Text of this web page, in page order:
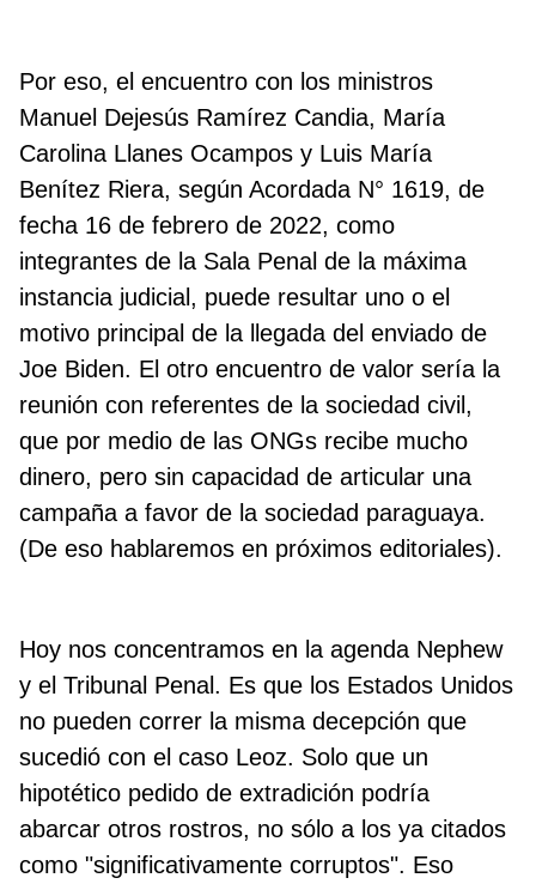
Por eso, el encuentro con los ministros
Manuel Dejesús Ramírez Candia, María
Carolina Llanes Ocampos y Luis María
Benítez Riera, según Acordada N° 1619, de
fecha 16 de febrero de 2022, como
integrantes de la Sala Penal de la máxima
instancia judicial, puede resultar uno o el
motivo principal de la llegada del enviado de
Joe Biden. El otro encuentro de valor sería la
reunión con referentes de la sociedad civil,
que por medio de las ONGs recibe mucho
dinero, pero sin capacidad de articular una
campaña a favor de la sociedad paraguaya.
(De eso hablaremos en próximos editoriales).
Hoy nos concentramos en la agenda Nephew
y el Tribunal Penal. Es que los Estados Unidos
no pueden correr la misma decepción que
sucedió con el caso Leoz. Solo que un
hipotético pedido de extradición podría
abarcar otros rostros, no sólo a los ya citados
como "significativamente corruptos". Eso